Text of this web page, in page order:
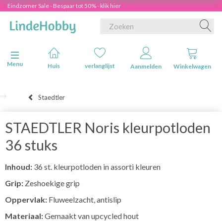
Eindzomer Sale - Bespaar tot 50% - klik hier
Navigatie in-/uitschakelen
Menu
Huis verlanglijst Aanmelden Winkelwagen
Staedtler
STAEDTLER Noris kleurpotloden
36 stuks
Inhoud: 36 st. kleurpotloden in assorti kleuren
Grip: Zeshoekige grip
Oppervlak: Fluweelzacht, antislip
Materiaal:Gemaakt van upcycled hout